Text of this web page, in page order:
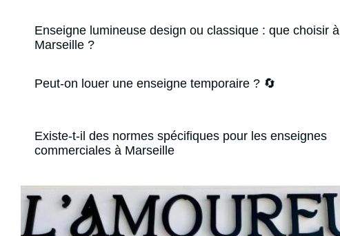
Enseigne lumineuse design ou classique : que choisir à
Marseille ?
Peut-on louer une enseigne temporaire ? 🔄
Existe-t-il des normes spécifiques pour les enseignes
commerciales à Marseille